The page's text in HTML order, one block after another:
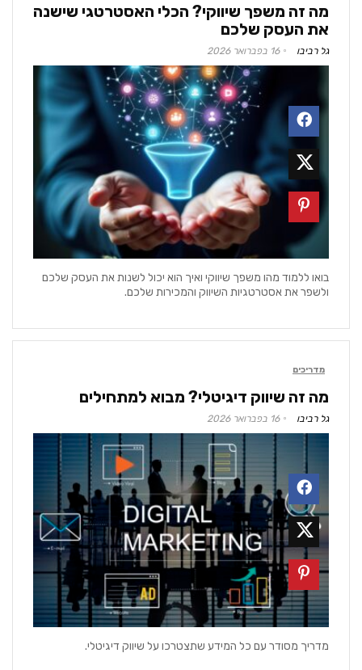
מה זה משפך שיווקי? הכלי האסטרטגי שישנה
את העסק שלכם
גל רביבו 16 בפברואר 2026
בואו ללמוד מהו משפך שיווקי ואיך הוא יכול לשנות את העסק שלכם
ולשפר את אסטרטגיות השיווק והמכירות שלכם.
מדריכים
מה זה שיווק דיגיטלי? מבוא למתחילים
גל רביבו 16 בפברואר 2026
מדריך מסודר עם כל המידע שתצטרכו על שיווק דיגיטלי.